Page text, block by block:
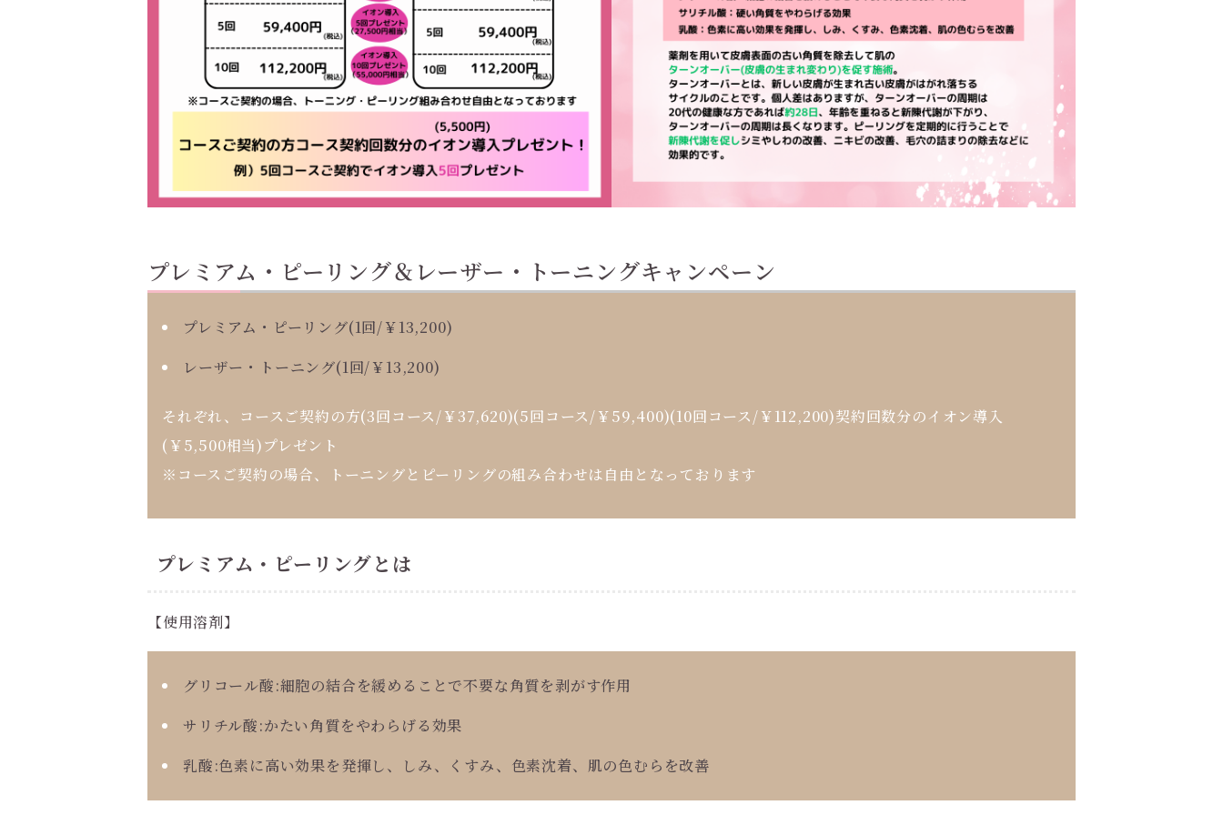
プレミアム・ピーリング＆レーザー・トーニングキャンペーン
プレミアム・ピーリング(1回/￥13,200)
レーザー・トーニング(1回/￥13,200)
それぞれ、コースご契約の方(3回コース/￥37,620)(5回コース/￥59,400)(10回コース/￥112,200)契約回数分のイオン導入
(￥5,500相当)プレゼント
※コースご契約の場合、トーニングとピーリングの組み合わせは自由となっております
プレミアム・ピーリングとは
【使用溶剤】
グリコール酸:細胞の結合を緩めることで不要な角質を剥がす作用
サリチル酸:かたい角質をやわらげる効果
乳酸:色素に高い効果を発揮し、しみ、くすみ、色素沈着、肌の色むらを改善